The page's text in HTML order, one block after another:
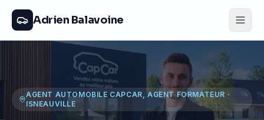
Adrien Balavoine
AGENT AUTOMOBILE CAPCAR, AGENT FORMATEUR ·
ISNEAUVILLE